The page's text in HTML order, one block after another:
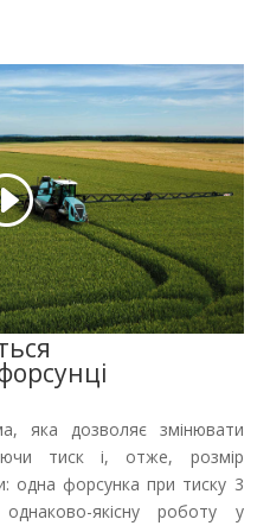
яка дозволяє змінювати
тиск і, отже, розмір
одна форсунка при тиску 3
якісну роботу у